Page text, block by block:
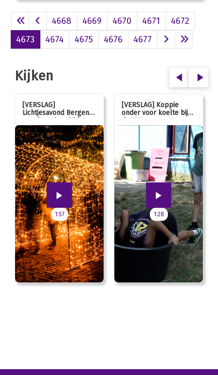
4668 4669 4670 4671
4672
4673
4674 4675 4676 4677
Kijken
[VERSLAG]
Lichtjesavond Bergen
mag kaarsjes uitblazen:
100 jarig jubileum!
1:57
[VERSLAG] Koppie
onder voor koelte bij
de JOL
1:28